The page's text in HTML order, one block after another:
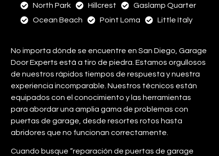
North Park
Hillcrest
Gaslamp Quarter
Ocean Beach
Point Loma Little Italy
No importa dónde se encuentre en San Diego, Garage
Door Experts está a tiro de piedra. Estamos orgullosos
de nuestros rápidos tiempos de respuesta y nuestra
experiencia incomparable. Nuestros técnicos están
equipados con el conocimiento y las herramientas
para abordar una amplia gama de problemas con
puertas de garage, desde resortes rotos hasta
abridores que no funcionan correctamente.
Cuando busque “reparación de puertas de garage